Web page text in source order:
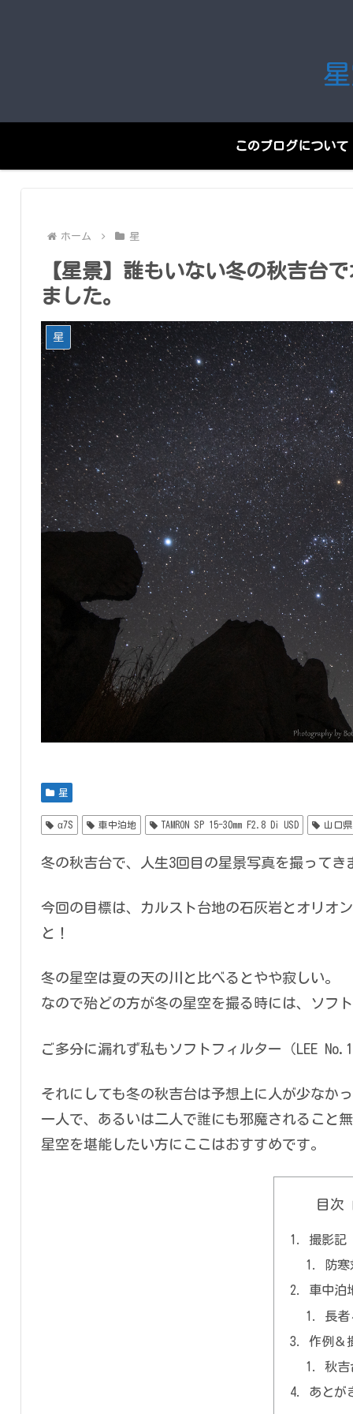
このブログについて
ホーム 星
【星景】誰もいない冬の秋吉台
ました。
星
星
α7S 車中泊地 TAMRON SP 15-30mm F2.8 Di USD 山口県
冬の秋吉台で、人生3回目の星景写真を撮ってき
今回の目標は、カルスト台地の石灰岩とオリオ
と！
冬の星空は夏の天の川と比べるとやや寂しい。
なので殆どの方が冬の星空を撮る時には、ソフ
ご多分に漏れず私もソフトフィルター（LEE
それにしても冬の秋吉台は予想上に人が少なか
一人で、あるいは二人で誰にも邪魔されること
星空を堪能したい方にここはおすすめです。
目次
撮影記
防
車中泊
長者
作例＆
秋吉
あとが